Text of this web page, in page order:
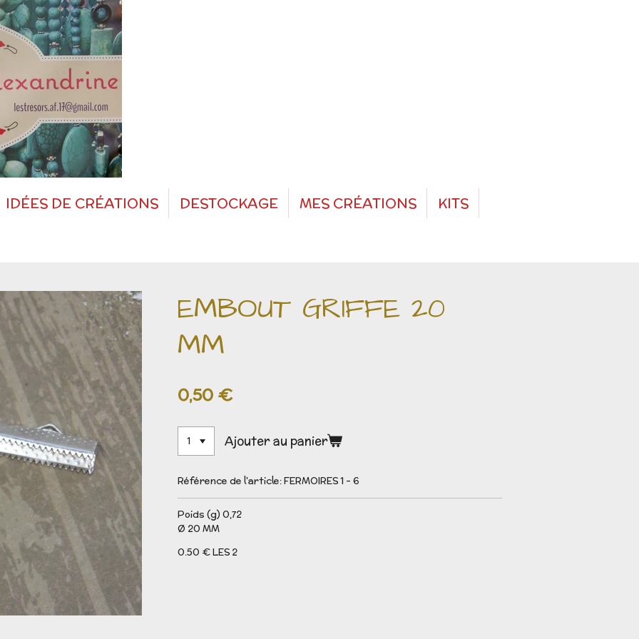
IDÉES DE CRÉATIONS DESTOCKAGE MES CRÉATIONS KITS
EMBOUT GRIFFE 20
MM
0,50 €
Ajouter au panier
Référence de l'article:FERMOIRES 1 - 6
Poids (g) 0,72
Ø 20 MM
0.50 € LES 2